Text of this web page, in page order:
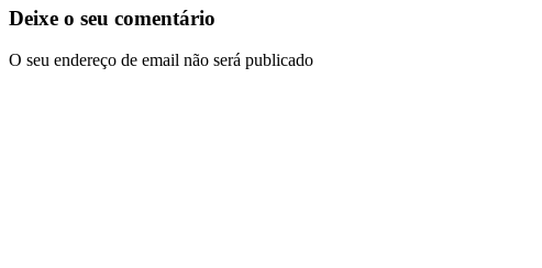
Deixe o seu comentário
O seu endereço de email não será publicado